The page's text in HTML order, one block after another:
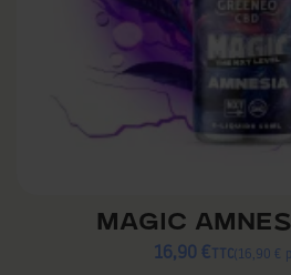
MAGIC
16,90 € TTC 16,90 €